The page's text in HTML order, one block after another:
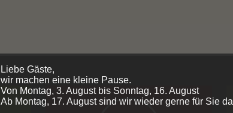
Liebe Gäste,
wir machen eine kleine Pause.
Von Montag, 3. August bis Sonntag, 16. August
Ab Montag, 17. August sind wir wieder gerne für Sie da